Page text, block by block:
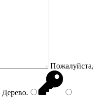
Пожалуйста,
Дерево.